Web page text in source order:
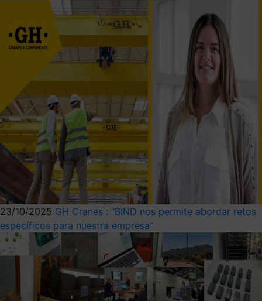
23/10/2025 GH Cranes : “BIND nos permite abordar retos
específicos para nuestra empresa”